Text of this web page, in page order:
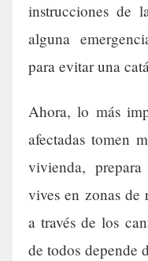
instrucciones de
alguna
para evitar una
Ahora, lo más
afectadas tomen
vivienda,
vives en zonas de
a través de los
de todos depende